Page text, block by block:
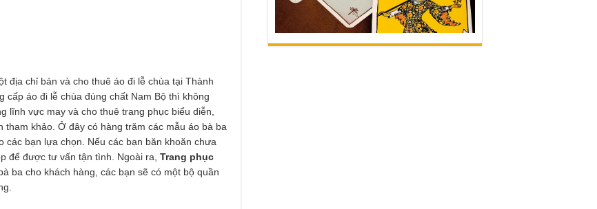
địa chỉ bán và cho thuê áo đi lễ chùa tại Thành
áo đi lễ chùa đúng chất Nam Bộ thì không
lĩnh vực may và cho thuê trang phục biểu diễn,
tham khảo. Ở đây có hàng trăm các mẫu áo bà ba
các bạn lựa chọn. Nếu các bạn băn khoăn chưa
để được tư vấn tận tình. Ngoài ra, Trang phục
ba cho khách hàng, các bạn sẽ có một bộ quần